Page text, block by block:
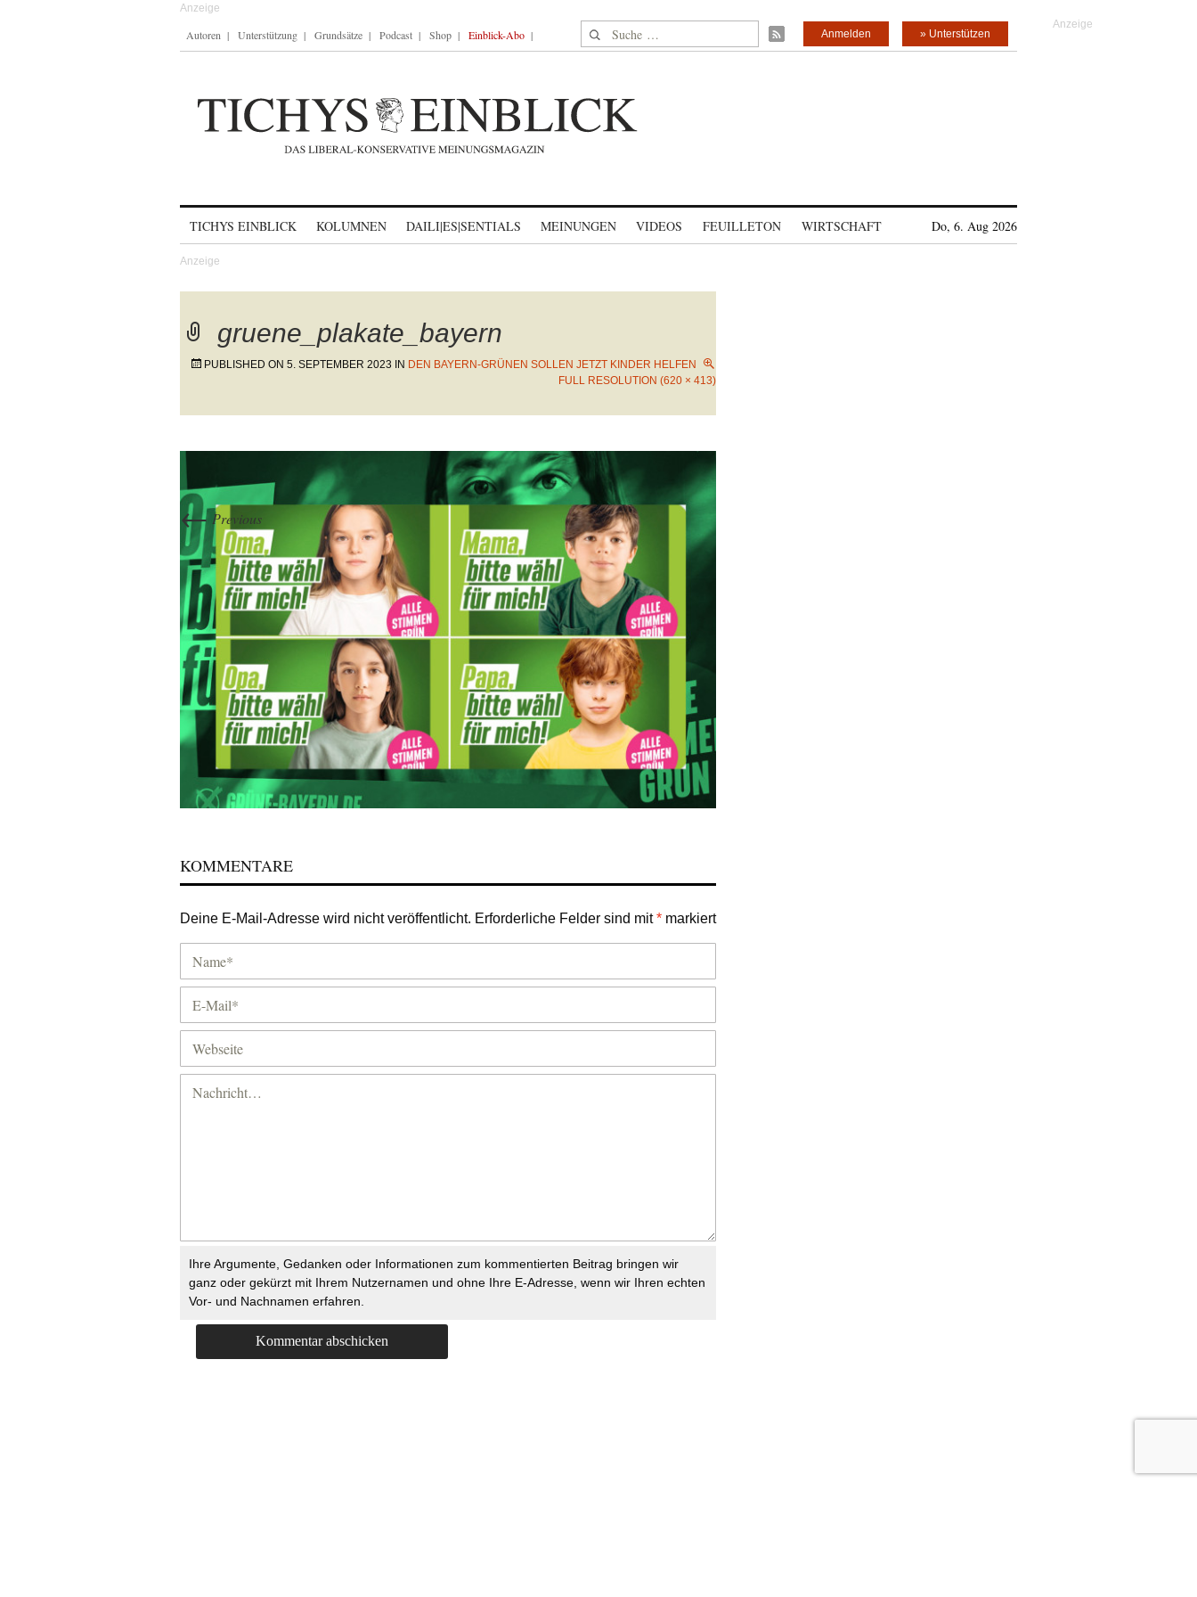
Autoren Unterstützung Grundsätze Podcast Shop Einblick-Abo Suche nach: » Unterstützen
Anmelden
TICHYS EINBLICK KOLUMNEN DAILI|ES|SENTIALS MEINUNGEN VIDEOS FEUILLETON WIRTSCHAFT Do, 6. Aug 2026
gruene_plakate_bayern
PUBLISHED ON 5. SEPTEMBER 2023 IN DEN BAYERN-GRÜNEN SOLLEN JETZT KINDER HELFEN
FULL RESOLUTION (620 × 413)
← Previous
KOMMENTARE
Deine E-Mail-Adresse wird nicht veröffentlicht. Erforderliche Felder sind mit* markiert
Ihre Argumente, Gedanken oder Informationen zum kommentierten Beitrag bringen wir
ganz oder gekürzt mit Ihrem Nutzernamen und ohne Ihre E-Adresse, wenn wir Ihren echten
Vor- und Nachnamen erfahren.